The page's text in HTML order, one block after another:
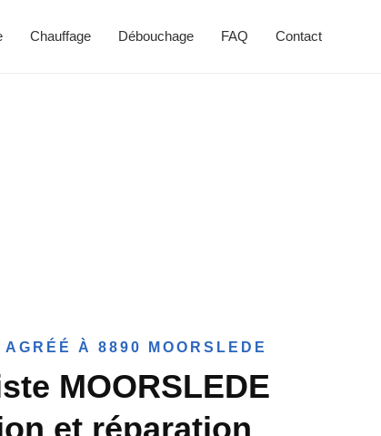
Chauffage Débouchage FAQ Contact
À 8890 MOORSLEDE
MOORSLEDE
et réparation